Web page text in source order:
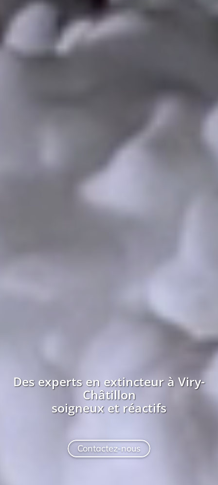
Des experts en extincteur à Viry-
Châtillon
soigneux et réactifs
Contactez-nous